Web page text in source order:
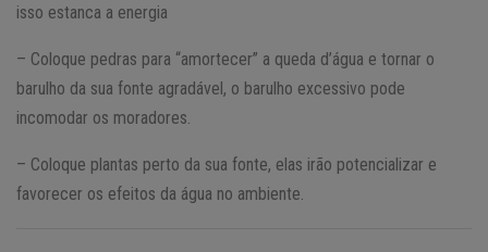
isso estanca a energia
– Coloque pedras para “amortecer” a queda d’água e tornar o
barulho da sua fonte agradável, o barulho excessivo pode
incomodar os moradores.
– Coloque plantas perto da sua fonte, elas irão potencializar e
favorecer os efeitos da água no ambiente.